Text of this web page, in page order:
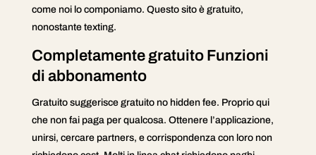
come noi lo componiamo. Questo sito è gratuito,
nonostante texting.
Completamente gratuito Funzioni
di abbonamento
Gratuito suggerisce gratuito no hidden fee. Proprio qui
che non fai paga per qualcosa. Ottenere l’applicazione,
unirsi, cercare partners, e corrispondenza con loro non